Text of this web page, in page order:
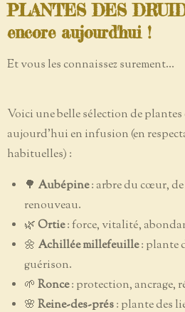
PLANTES DES
encore aujourd'hui !
Et vous les connaissez surement...
Voici une belle sélection de
aujourd'hui en infusion (en
habituelles) :
🌳 Aubépine: arbre du cœur,
renouveau.
🌿Ortie: force, vitalité,
🌼 Achillée millefeuille: plante
guérison.
🌱 Ronce: protection, ancrage,
🌸 Reine-des-prés: plante des